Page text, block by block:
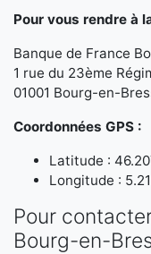
Pour vous rendre à
Banque de France
1 rue du 23ème
01001 Bourg-en-
Coordonnées GPS :
Latitude :
Longitude :
Pour
Bourg-en-